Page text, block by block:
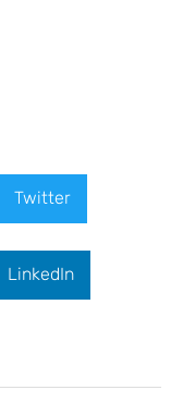
Twitter
LinkedIn